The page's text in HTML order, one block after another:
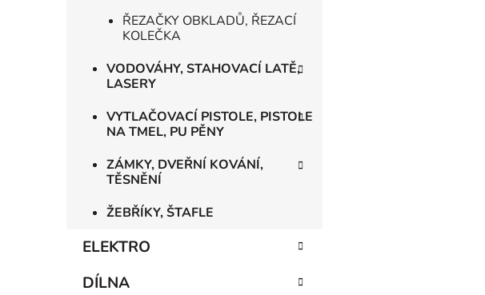
ŘEZAČKY OBKLADŮ, ŘEZACÍ
KOLEČKA
VODOVÁHY, STAHOVACÍ LATĚ,
LASERY
VYTLAČOVACÍ PISTOLE, PISTOLE
NA TMEL, PU PĚNY
ZÁMKY, DVEŘNÍ KOVÁNÍ,
TĚSNĚNÍ
ŽEBŘÍKY, ŠTAFLE
ELEKTRO
DÍLNA